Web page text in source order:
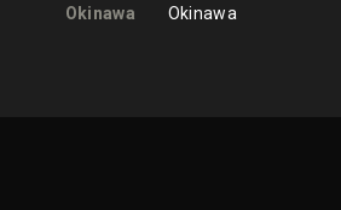
Okinawa Okinawa